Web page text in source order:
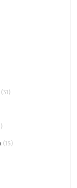
(31)
(15)